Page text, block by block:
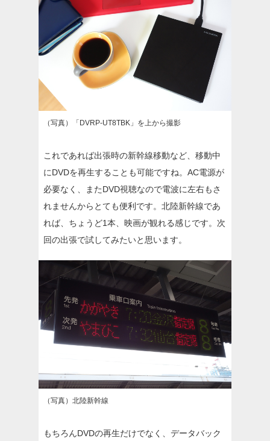
（写真）「DVRP-UT8TBK」を上から撮影
これであれば出張時の新幹線移動など、移動中
にDVDを再生することも可能ですね。AC電源が
必要なく、またDVD視聴なので電波に左右もさ
れませんからとても便利です。北陸新幹線であ
れば、ちょうど1本、映画が観れる感じです。次
回の出張で試してみたいと思います。
（写真）北陸新幹線
もちろんDVDの再生だけでなく、データバック